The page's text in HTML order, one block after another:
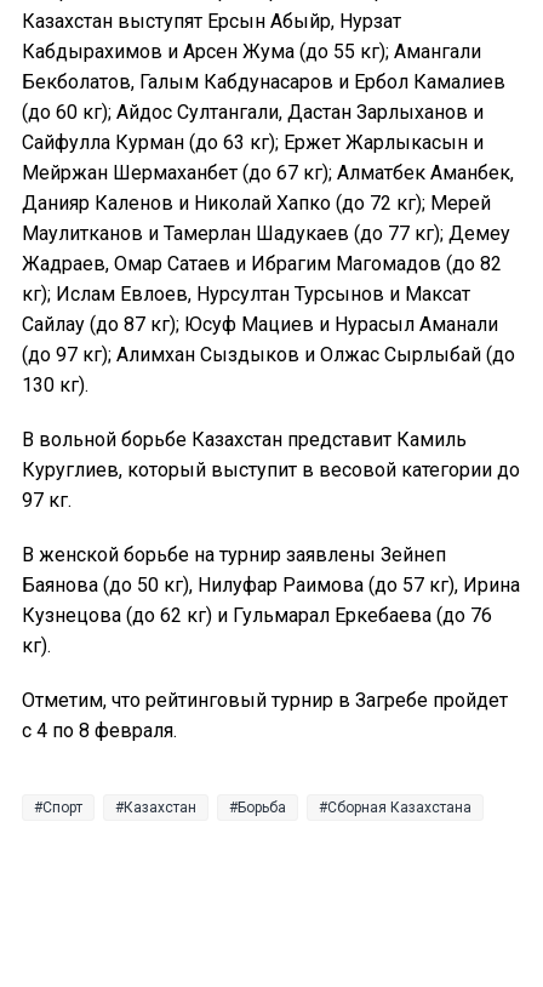
Казахстан выступят Ерсын Абыйр, Нурзат
Кабдырахимов и Арсен Жума (до 55 кг); Амангали
Бекболатов, Галым Кабдунасаров и Ербол Камалиев
(до 60 кг); Айдос Султангали, Дастан Зарлыханов и
Сайфулла Курман (до 63 кг); Ержет Жарлыкасын и
Мейржан Шермаханбет (до 67 кг); Алматбек Аманбек,
Данияр Каленов и Николай Хапко (до 72 кг); Мерей
Маулитканов и Тамерлан Шадукаев (до 77 кг); Демеу
Жадраев, Омар Сатаев и Ибрагим Магомадов (до 82
кг); Ислам Евлоев, Нурсултан Турсынов и Максат
Сайлау (до 87 кг); Юсуф Мациев и Нурасыл Аманали
(до 97 кг); Алимхан Сыздыков и Олжас Сырлыбай (до
130 кг).
В вольной борьбе Казахстан представит Камиль
Куруглиев, который выступит в весовой категории до
97 кг.
В женской борьбе на турнир заявлены Зейнеп
Баянова (до 50 кг), Нилуфар Раимова (до 57 кг), Ирина
Кузнецова (до 62 кг) и Гульмарал Еркебаева (до 76
кг).
Отметим, что рейтинговый турнир в Загребе пройдет
с 4 по 8 февраля.
Спорт Казахстан Борьба Сборная Казахстана